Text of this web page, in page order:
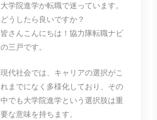
大学院進学か転職で迷っています。
どうしたら良いですか？
皆さんこんにちは！協力隊転職ナビ
の三戸です。
現代社会では、キャリアの選択がこ
れまでになく多様化しており、その
中でも大学院進学という選択肢は重
要な意味を持ちます。